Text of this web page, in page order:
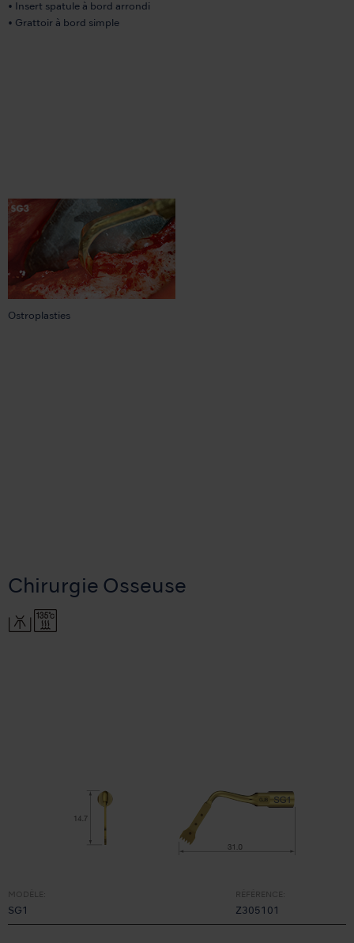
• Insert spatule à bord arrondi
• Grattoir à bord simple
Ostroplasties
Chirurgie Osseuse
MODÈLE:
SG1
RÉFÉRENCE:
Z305101